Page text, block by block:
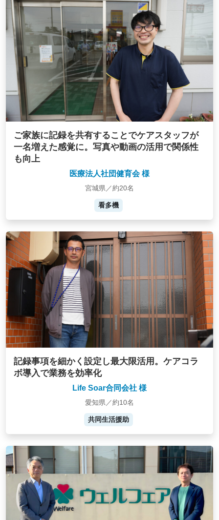
ご家族に記録を共有することでケアスタッフが
一名増えた感覚に。写真や動画の活用で関係性
も向上
医療法人社団健育会 様
宮城県／約20名
看多機
記録事項を細かく設定し最大限活用。ケアコラ
ボ導入で業務を効率化
Life Soar合同会社 様
愛知県／約10名
共同生活援助